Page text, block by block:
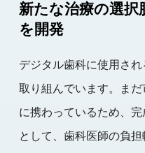
新たな治療の選択
を開発
デジタル歯科に使用さ
取り組んでいます。ま
に携わっているため、
として、歯科医師の負